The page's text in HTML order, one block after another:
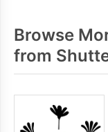
Browse
from